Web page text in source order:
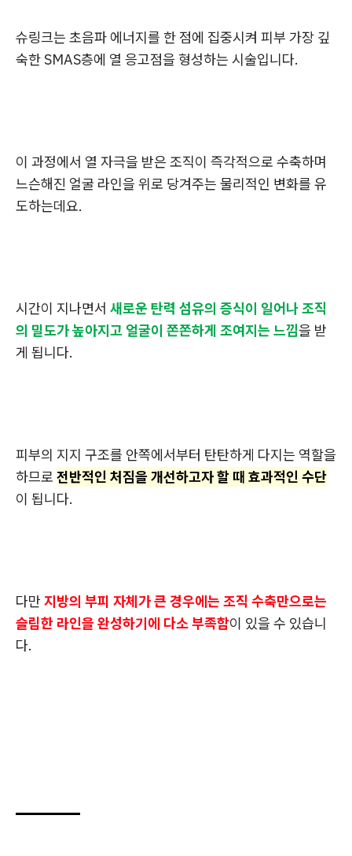
슈링크는 초음파 에너지를 한 점에 집중시켜 피부 가장 깊
숙한 SMAS층에 열 응고점을 형성하는 시술입니다.
이 과정에서 열 자극을 받은 조직이 즉각적으로 수축하며
느슨해진 얼굴 라인을 위로 당겨주는 물리적인 변화를 유
도하는데요.
시간이 지나면서 새로운 탄력 섬유의 증식이 일어나 조직
의 밀도가 높아지고 얼굴이 쫀쫀하게 조여지는 느낌을 받
게 됩니다.
피부의 지지 구조를 안쪽에서부터 탄탄하게 다지는 역할을
하므로 전반적인 처짐을 개선하고자 할 때 효과적인 수단
이 됩니다.
다만 지방의 부피 자체가 큰 경우에는 조직 수축만으로는
슬림한 라인을 완성하기에 다소 부족함이 있을 수 있습니
다.